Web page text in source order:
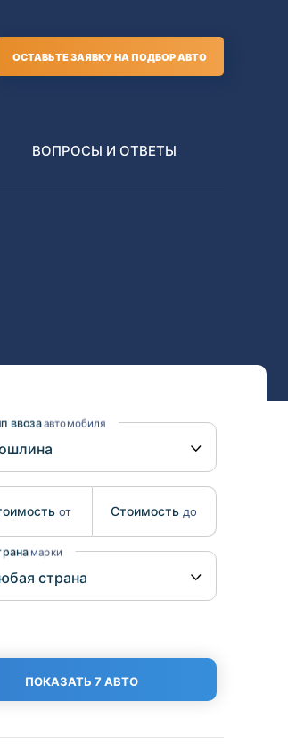
ОСТАВЬТЕ ЗАЯВКУ НА ПОДБОР АВТО
Nissan
Mitsubishi
Isuzu
Hino
ВОПРОСЫ И ОТВЕТЫ
ввозаавтомобиля
от Стоимость до
марки
ПОКАЗАТЬ 7 АВТО